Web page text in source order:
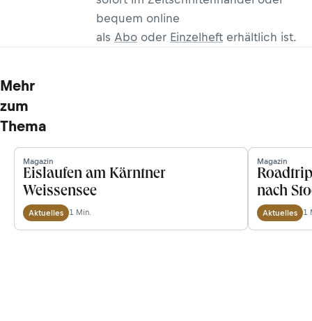
bequem online
als Abo oder Einzelheft erhältlich ist.
Mehr
zum
Thema
Magazin
Eislaufen am Kärntner
Weissensee
Aktuelles 1 Min.
Magazin
nach
Aktuelles 1